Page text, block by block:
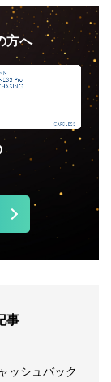
方へ
事
ッシュバック